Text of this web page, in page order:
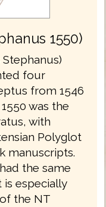
1550)
four
from 1546
was the
with
Polyglot
manuscripts.
the same
especially
the NT